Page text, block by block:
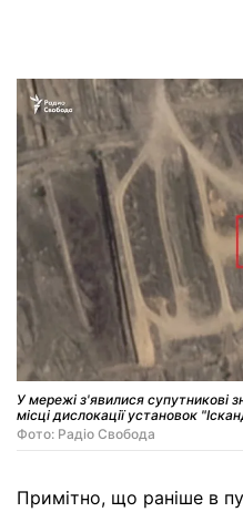
У мережі з'явилися супутникові
місці дислокації установок
Фото: Радіо Свобода
Примітно, що раніше в